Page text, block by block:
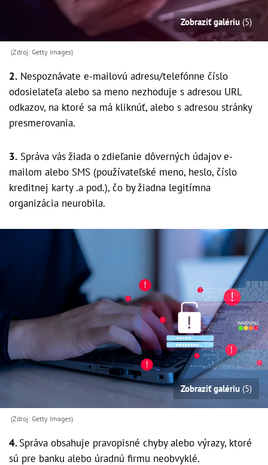
Zobraziť galériu (5)
(Zdroj: Getty Images)
2. Nespoznávate e-mailovú adresu/telefónne číslo
odosielateľa alebo sa meno nezhoduje s adresou URL
odkazov, na ktoré sa má kliknúť, alebo s adresou stránky
presmerovania.
3. Správa vás žiada o zdieľanie dôverných údajov e-
mailom alebo SMS (používateľské meno, heslo, číslo
kreditnej karty .a pod.), čo by žiadna legitímna
organizácia neurobila.
Zobraziť galériu (5)
(Zdroj: Getty Images)
4.Správa obsahuje pravopisné chyby alebo výrazy, ktoré
sú pre banku alebo úradnú firmu neobvyklé.